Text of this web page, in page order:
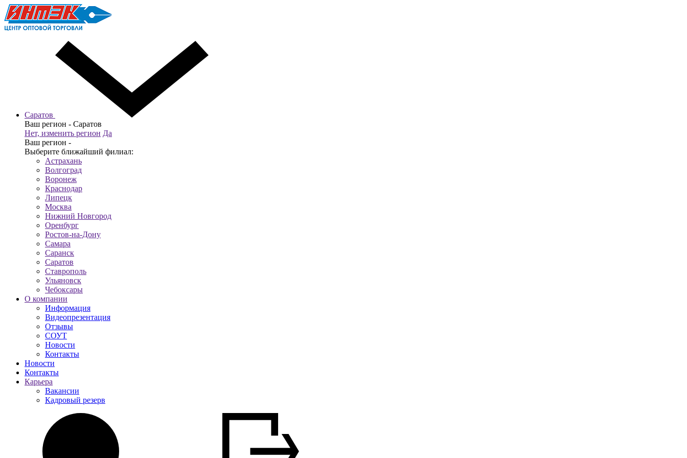
Саратов
Ваш регион - Саратов
Нет, изменить регион Да
Ваш регион -
Выберите ближайший филиал:
Астрахань
Волгоград
Воронеж
Краснодар
Липецк
Москва
Нижний Новгород
Оренбург
Ростов-на-Дону
Самара
Саранск
Саратов
Ставрополь
Ульяновск
Чебоксары
О компании
Информация
Видеопрезентация
Отзывы
СОУТ
Новости
Контакты
Новости
Контакты
Карьера
Вакансии
Кадровый резерв